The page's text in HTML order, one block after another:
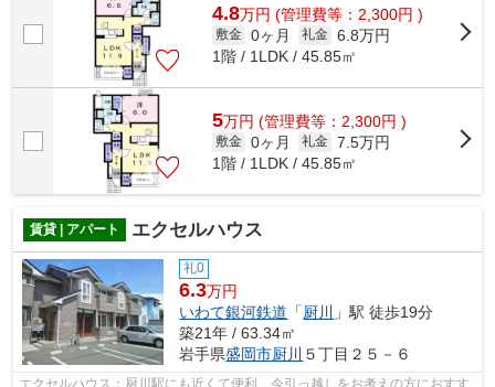
4.8万円 (管理費等：2,300円 )
敷金 0ヶ月 礼金 6.8万円
1階 / 1LDK / 45.85㎡
5万円 (管理費等：2,300円 )
敷金 0ヶ月 礼金 7.5万円
1階 / 1LDK / 45.85㎡
賃貸 | アパート エクセルハウス
礼0
6.3万円
いわて銀河鉄道 「 厨川
」駅 徒歩19分
築21年 / 63.34㎡
岩手県盛岡市厨川 ５丁目２５－６